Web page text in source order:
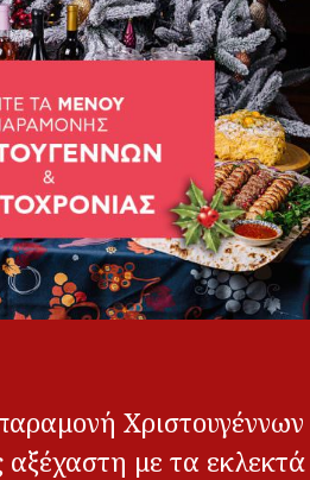
Χριστουγέννων
αξέχαστη με τα εκλεκτά